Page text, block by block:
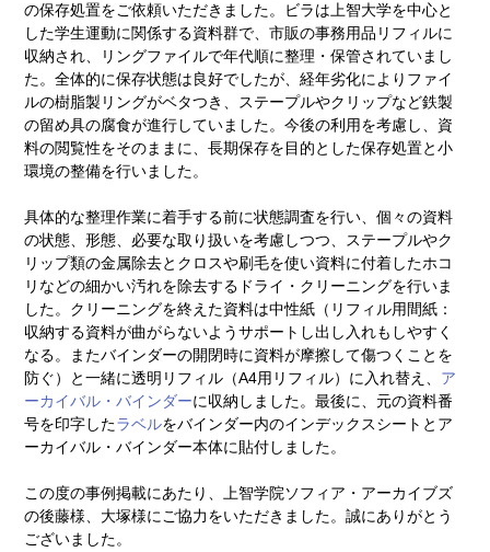
の保存処置をご依頼いただきました。ビラは上智大学を中心と
した学生運動に関係する資料群で、市販の事務用品リフィルに
収納され、リングファイルで年代順に整理・保管されていまし
た。全体的に保存状態は良好でしたが、経年劣化によりファイ
ルの樹脂製リングがベタつき、ステープルやクリップなど鉄製
の留め具の腐食が進行していました。今後の利用を考慮し、資
料の閲覧性をそのままに、長期保存を目的とした保存処置と小
環境の整備を行いました。
具体的な整理作業に着手する前に状態調査を行い、個々の資料
の状態、形態、必要な取り扱いを考慮しつつ、ステープルやク
リップ類の金属除去とクロスや刷毛を使い資料に付着したホコ
リなどの細かい汚れを除去するドライ・クリーニングを行いま
した。クリーニングを終えた資料は中性紙（リフィル用間紙：
収納する資料が曲がらないようサポートし出し入れもしやすく
なる。またバインダーの開閉時に資料が摩擦して傷つくことを
防ぐ）と一緒に透明リフィル（A4用リフィル）に入れ替え、 ア
ーカイバル・バインダーに収納しました。最後に、元の資料番
号を印字したラベルをバインダー内のインデックスシートとア
ーカイバル・バインダー本体に貼付しました。
この度の事例掲載にあたり、上智学院ソフィア・アーカイブズ
の後藤様、大塚様にご協力をいただきました。誠にありがとう
ございました。